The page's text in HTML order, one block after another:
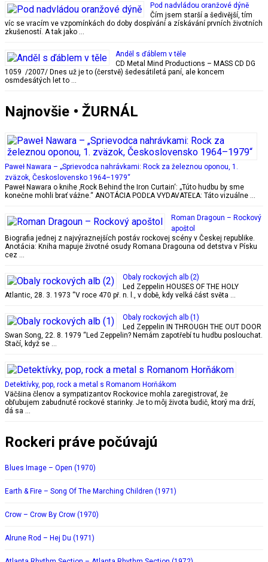
Pod nadvládou oranžové dýně
Čím jsem starší a šedivější, tím
víc se vracím ve vzpomínkách do doby dospívání a získávání prvních životních
zkušeností. A tak jako …
Anděl s ďáblem v těle
CD Metal Mind Productions – MASS CD DG
1059 /2007/ Dnes už je to (čerstvě) šedesátiletá paní, ale koncem
osmdesátých let to …
Najnovšie • ŽURNÁL
Paweł Nawara – „Sprievodca nahrávkami: Rock za železnou oponou, 1.
zväzok, Československo 1964–1979“
Paweł Nawara o knihe ‚Rock Behind the Iron Curtain‘: „Túto hudbu by sme
konečne mohli brať vážne.“ ANOTÁCIA PODĽA VYDAVATEĽA: Táto vizuálne …
Roman Dragoun – Rockový
apoštol
Biografia jednej z najvýraznejších postáv rockovej scény v Českej republike.
Anotácia: Kniha mapuje životné osudy Romana Dragouna od detstva v Písku
cez …
Obaly rockových alb (2)
Led Zeppelin HOUSES OF THE HOLY
Atlantic, 28. 3. 1973 “V roce 470 př. n. l., v době, kdy velká část světa …
Obaly rockových alb (1)
Led Zeppelin IN THROUGH THE OUT DOOR
Swan Song, 22. 8. 1979 “Led Zeppelin? Nemám zapotřebí tu hudbu poslouchat.
Stačí, když se …
Detektívky, pop, rock a metal s Romanom Horňákom
Väčšina členov a sympatizantov Rockovice mohla zaregistrovať, že
obľubujem zabudnuté rockové starinky. Je to môj života budič, ktorý ma drží,
dá sa …
Rockeri práve počúvajú
Blues Image – Open (1970)
Earth & Fire – Song Of The Marching Children (1971)
Crow – Crow By Crow (1970)
Alrune Rod – Hej Du (1971)